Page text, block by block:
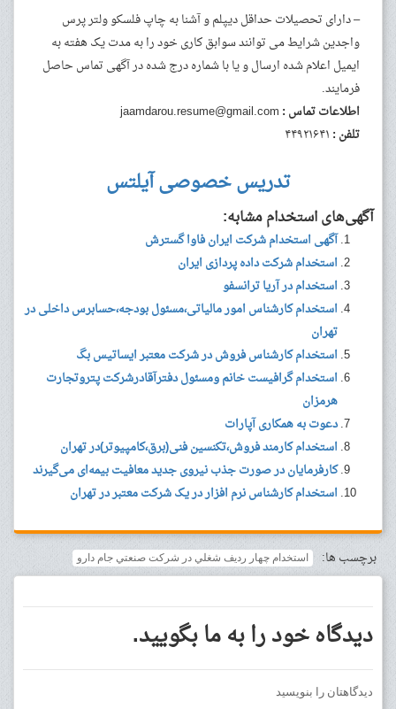
– دارای تحصیلات حداقل دیپلم و آشنا به چاپ فلسکو ولتر پرس
واجدین شرایط می توانند سوابق کاری خود را به مدت یک هفته به
ایمیل اعلام شده ارسال و یا با شماره درج شده در آگهی تماس حاصل
فرمایند.
اطلاعات تماس : jaamdarou.resume@gmail.com
تلفن :
تدریس خصوصی آیلتس
آگهی‌های استخدام مشابه:
آگهی استخدام شرکت ایران فاوا گسترش
استخدام شرکت داده پردازی ایران
استخدام در آریا ترانسفو
استخدام کارشناس امور مالیاتی،مسئول بودجه،حسابرس داخلی در
تهران
استخدام کارشناس فروش در شرکت معتبر ایساتیس بگ
استخدام گرافیست خانم ومسئول دفترآقادرشرکت پتروتجارت
هرمزان
دعوت به همکاری آپارات
استخدام کارمند فروش،تکنسین فنی(برق،کامپیوتر)در تهران
کارفرمایان در صورت جذب نیروی جدید معافیت بیمه‌ای می‌گیرند
استخدام کارشناس نرم افزار در یک شرکت معتبر در تهران
برچسب ها: استخدام چهار رديف شغلي در شركت صنعتي جام دارو
دیدگاه خود را به ما بگویید.
دیدگاهتان را بنویسید